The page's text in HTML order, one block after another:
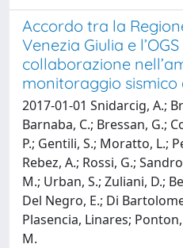
Accordo tra la
Venezia Giulia e
collaborazione
monitoraggio
2017-01-01 Snidarcig, A.;
Barnaba, C.; Bressan, G.;
P.; Gentili, S.; Moratto, L.;
Rebez, A.; Rossi, G.;
M.; Urban, S.; Zuliani, D.;
Del Negro, E.; Di
Plasencia, Linares;
M.